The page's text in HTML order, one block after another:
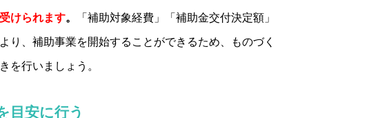
けられます。
「補助対象経費」「補助金交付決定額」
り、補助事業を開始することができるため、ものづく
を行いましょう。
目安に行う